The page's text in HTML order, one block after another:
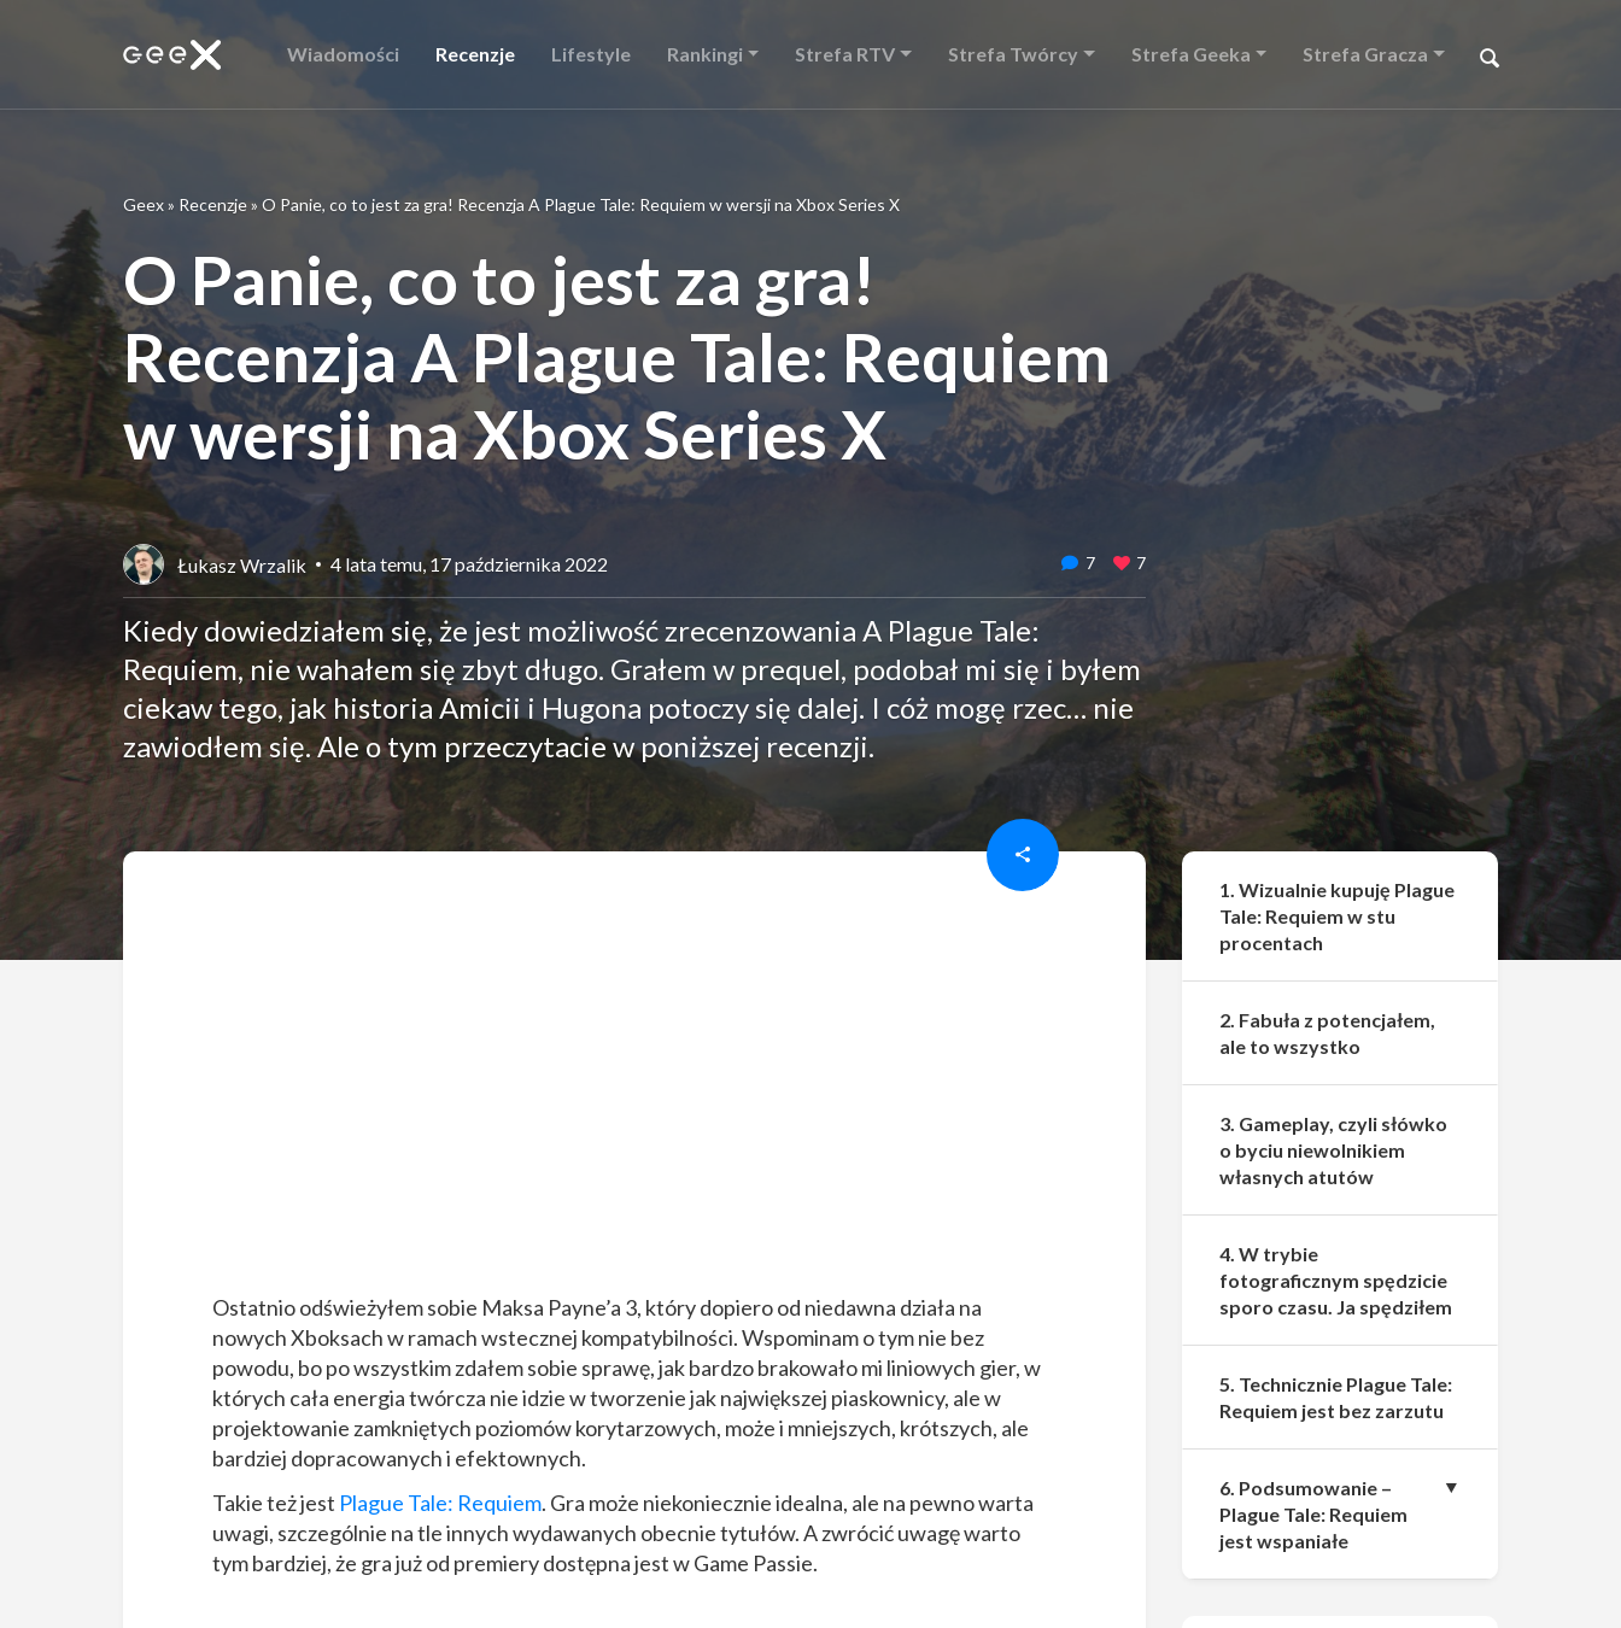
Wiadomości Recenzje Lifestyle Rankingi Strefa RTV Strefa Twórcy Strefa Geeka Strefa Gracza
Geex» Recenzje» O Panie, co to jest za gra! Recenzja A Plague Tale: Requiem w wersji na Xbox Series X
O Panie, co to jest za gra!
Recenzja A Plague Tale: Requiem
w wersji na Xbox Series X
Łukasz Wrzalik 4 lata temu, 17 października 2022 7 7
Kiedy dowiedziałem się, że jest możliwość zrecenzowania A Plague Tale:
Requiem, nie wahałem się zbyt długo. Grałem w prequel, podobał mi się i byłem
ciekaw tego, jak historia Amicii i Hugona potoczy się dalej. I cóż mogę rzec… nie
zawiodłem się. Ale o tym przeczytacie w poniższej recenzji.
Udostępnij
Ostatnio odświeżyłem sobie Maksa Payne’a 3, który dopiero od niedawna działa na
nowych Xboksach w ramach wstecznej kompatybilności. Wspominam o tym nie bez
powodu, bo po wszystkim zdałem sobie sprawę, jak bardzo brakowało mi liniowych gier, w
których cała energia twórcza nie idzie w tworzenie jak największej piaskownicy, ale w
projektowanie zamkniętych poziomów korytarzowych, może i mniejszych, krótszych, ale
bardziej dopracowanych i efektownych.
Takie też jest Plague Tale: Requiem. Gra może niekoniecznie idealna, ale na pewno warta
uwagi, szczególnie na tle innych wydawanych obecnie tytułów. A zwrócić uwagę warto
tym bardziej, że gra już od premiery dostępna jest w Game Passie.
1. Wizualnie kupuję Plague
Tale: Requiem w stu
procentach
2. Fabuła z potencjałem,
ale to wszystko
3. Gameplay, czyli słówko
o byciu niewolnikiem
własnych atutów
4. W trybie
fotograficznym spędzicie
sporo czasu. Ja spędziłem
5. Technicznie Plague Tale:
Requiem jest bez zarzutu
6. Podsumowanie –
Plague Tale: Requiem
jest wspaniałe